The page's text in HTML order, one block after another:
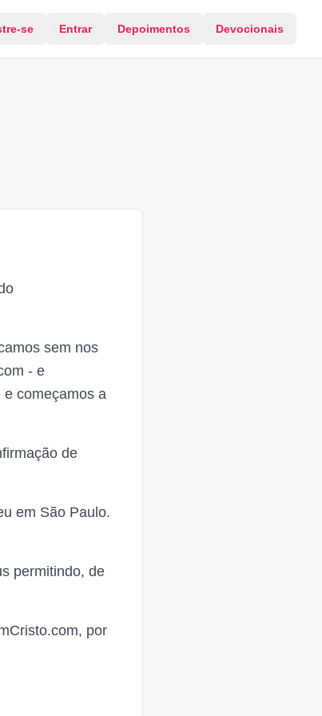
se Entrar Depoimentos Devocionais
sem nos
- e
começamos a
de
em São Paulo.
permitindo, de
por